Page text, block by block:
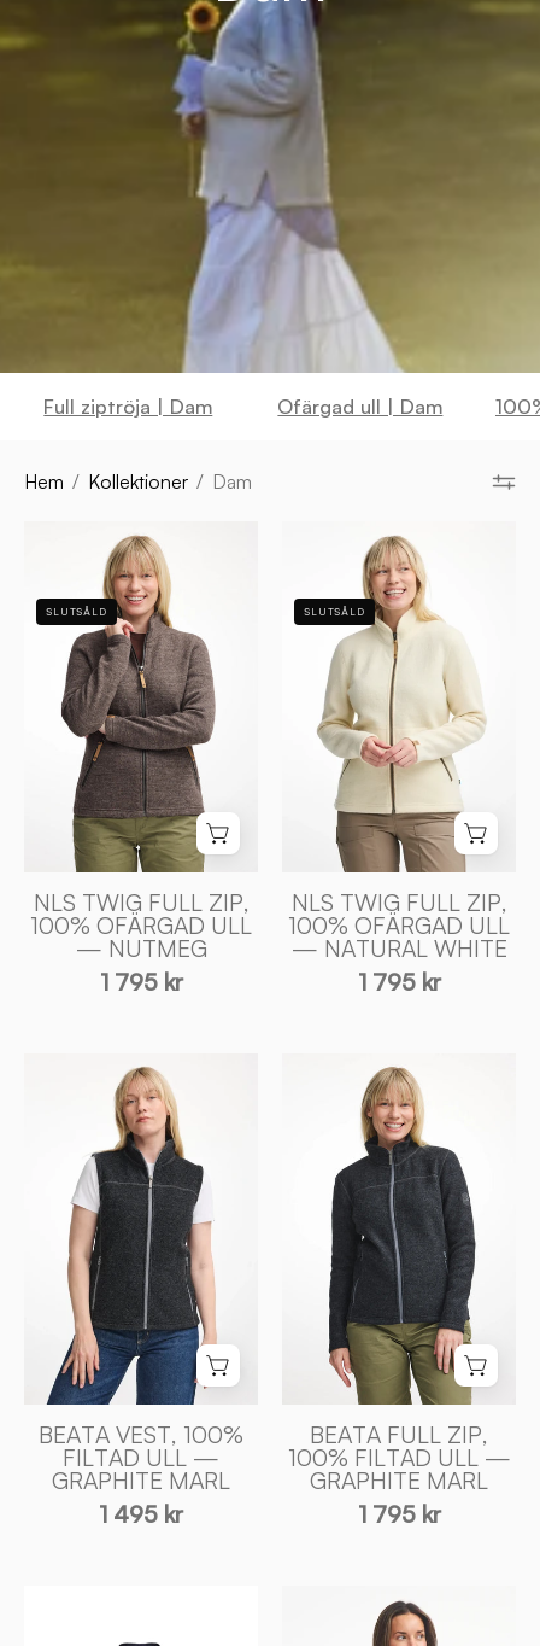
Full ziptröja | Dam Ofärgad ull | Dam
Hem / Kollektioner / Dam
NLS
TWIG
FULL
ZIP,
100%
OFÄRGAD
ULL
—
NUTMEG
-
Ivanhoe
of
Sweden
SLUTSÅLD
NLS TWIG FULL ZIP,
100% OFÄRGAD ULL
— NUTMEG
1 795 kr
NLS
TWIG
FULL
ZIP,
OFÄRGAD
ULL
—
NATURAL
WHITE
-
Ivanhoe
of
Sweden
SLUTSÅLD
NLS TWIG FULL ZIP,
100% OFÄRGAD ULL
— NATURAL WHITE
1 795 kr
BEATA
VEST,
100%
FILTAD
ULL
—
GRAPHITE
MARL
-
Ivanhoe
Sweden
BEATA VEST, 100%
FILTAD ULL —
GRAPHITE MARL
1 495 kr
BEATA
FULL
ZIP,
100%
FILTAD
ULL
—
GRAPHITE
MARL
-
Ivanhoe
of
Sweden
BEATA FULL ZIP,
100% FILTAD ULL —
GRAPHITE MARL
1 795 kr
GY
SIBBARP,